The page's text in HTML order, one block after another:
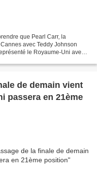
que Pearl Carr, la
avec Teddy Johnson
le Royaume-Uni avec
de demain vient
passera en 21ème